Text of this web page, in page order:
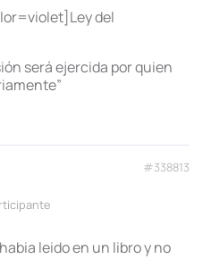
del
será ejercida por quien
#338813
leido en un libro y no